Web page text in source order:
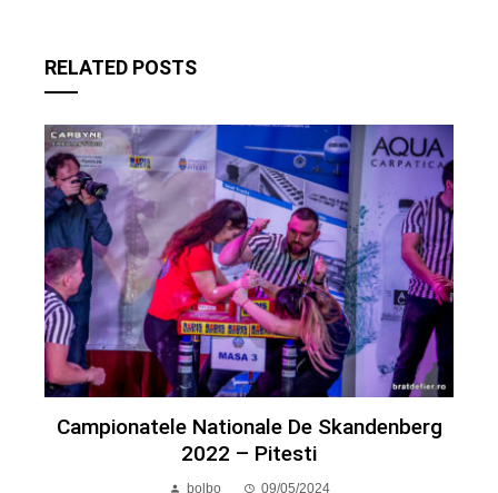
RELATED POSTS
Campionatele Nationale De Skandenberg
2022 – Pitesti
bolbo 09/05/2024